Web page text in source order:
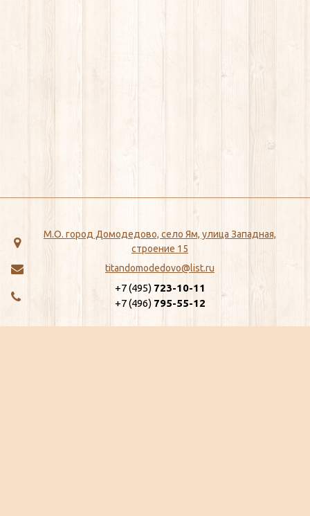
М.О. город Домодедово, село Ям, улица Западная,
строение 15
titandomodedovo@list.ru
+7 (495) 723-10-11
+7 (496) 795-55-12